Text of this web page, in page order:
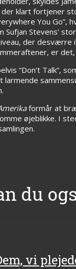
klart fortjener
You
Sufjan Stevens’
der
er
“Don’t Talk”,
larmende
formår at
øjeblikke. I
du
vi